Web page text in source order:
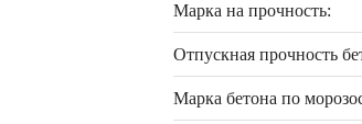
Марка на прочность:
Отпускная прочность
Марка бетона по